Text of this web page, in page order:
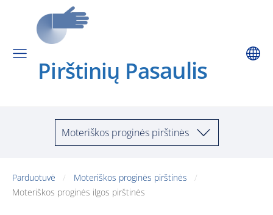
Pirštinių Pasaulis
Moteriškos proginės pirštinės
Parduotuvė
Moteriškos proginės pirštinės
Moteriškos proginės ilgos pirštinės